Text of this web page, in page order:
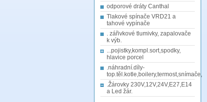
odporové dráty Canthal
Tlakové spínače VRD21 a
tahové vypínače
. zářivkové tlumivky, zapalovače
k výb.
...pojistky,kompl.sort,spodky,
hlavice porcel
.náhradní.díly-
top.těl.kotle,boilery,termost,snímače,
.Žárovky 230V,12V,24V,E27,E14
a Led žár.